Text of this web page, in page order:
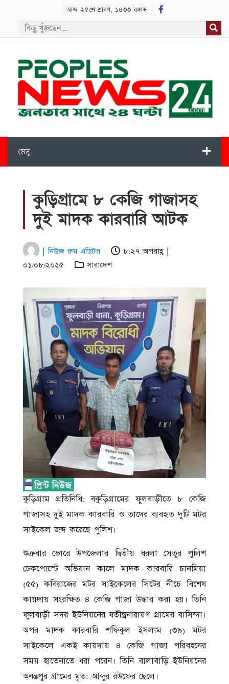
আজ ২৫শে শ্রাবণ, ১৪৩৩ বঙ্গাব্দ
মেনু
কুড়িগ্রামে ৮ কেজি গাজাসহ
দুই মাদক কারবারি আটক
| নিউজ রুম এডিটর
৮:২৭ অপরাহ্ণ |
০১/০৮/২০২৫
সারাদেশ
কুড়িগ্রাম প্রতিনিধি: বকুড়িগ্রামের ফুলবাড়ীতে ৮ কেজি
গাজাসহ দুই মাদক কারবারি ও তাদের ব্যবহৃত দুটি মটর
সাইকেল জব্দ করেছে পুলিশ।
শুক্রবার ভোরে উপজেলার দ্বিতীয় ধরলা সেতুর পুলিশ
চেকপোস্টে অভিযান কালে মাদক কারবারি চানমিয়া
(৫৫) কবিরাজের মটর সাইকেলের সিটের নীচে বিশেষ
কায়দায় সংরক্ষিত ৪ কেজি গাজা উদ্ধার করা হয়। তিনি
ফুলবাড়ী সদর ইউনিয়নের যতীন্ত্রনারায়ণ গ্রামের বাসিন্দা।
অপর মাদক কারবারি শফিকুল ইসলাম (৩৯) মটর
সাইকেলে একই কায়দায় ৪ কেজি গাজা পরিবহনের
সময় হাতেনাতে ধরা পরেন। তিনি বালাবাড়ি ইউনিয়নের
অনন্তপুর গ্রামের মৃত: আব্দুর রউফের ছেলে।